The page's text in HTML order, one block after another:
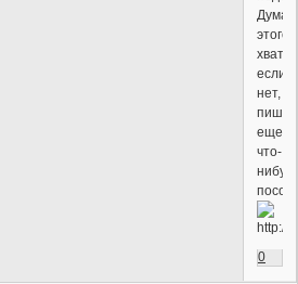
этого
если
нет,
пиши,
еще
что-
0